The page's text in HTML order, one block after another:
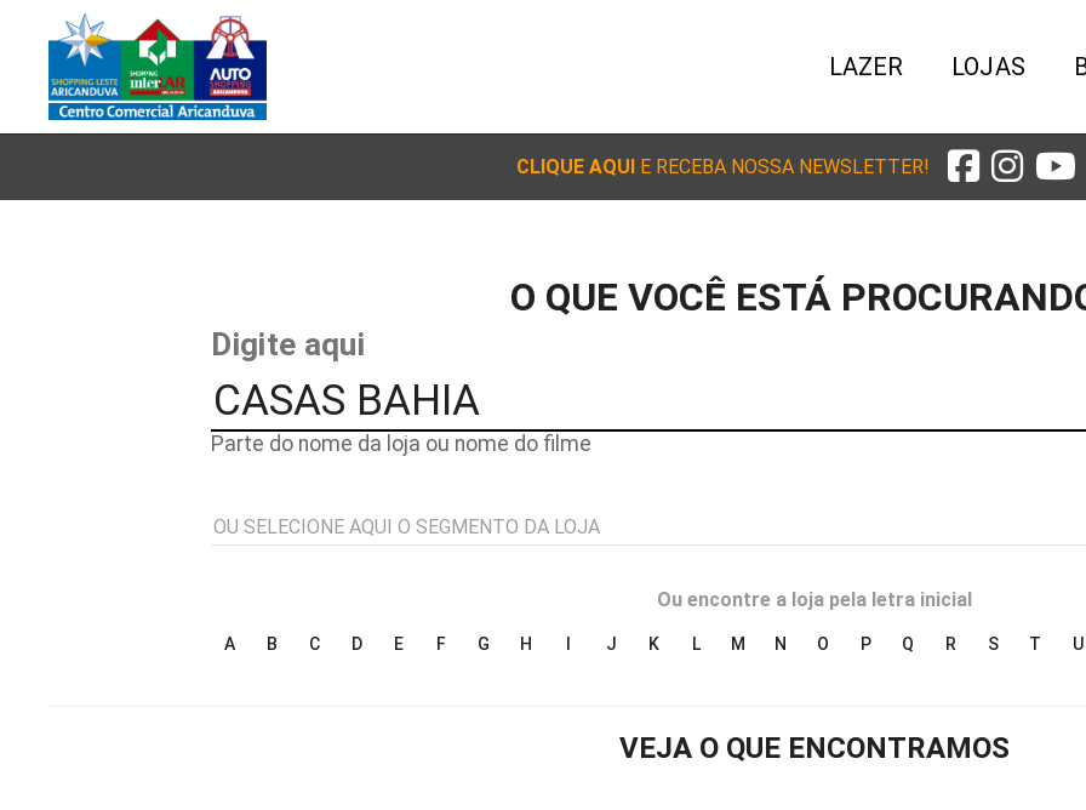
LAZER LOJAS
CLIQUE AQUIE RECEBA NOSSA NEWSLETTER!
O QUE VOCÊ ESTÁ
Digite aqui
Parte do nome da loja ou nome do filme
OU SELECIONE AQUI O SEGMENTO DA LOJA
Ou encontre a loja pela letra inicial
A B C D E F G H J K L M N O P Q R S T U
VEJA O QUE ENCONTRAMOS